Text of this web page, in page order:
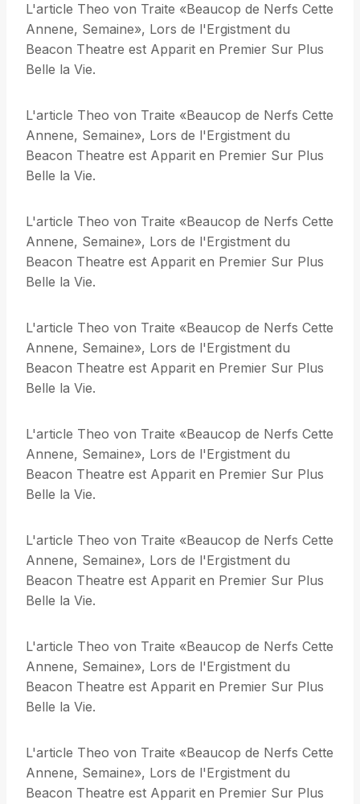
L'article Theo von Traite «Beaucop de Nerfs Cette
Annene, Semaine», Lors de l'Ergistment du
Beacon Theatre est Apparit en Premier Sur Plus
Belle la Vie.
L'article Theo von Traite «Beaucop de Nerfs Cette
Annene, Semaine», Lors de l'Ergistment du
Beacon Theatre est Apparit en Premier Sur Plus
Belle la Vie.
L'article Theo von Traite «Beaucop de Nerfs Cette
Annene, Semaine», Lors de l'Ergistment du
Beacon Theatre est Apparit en Premier Sur Plus
Belle la Vie.
L'article Theo von Traite «Beaucop de Nerfs Cette
Annene, Semaine», Lors de l'Ergistment du
Beacon Theatre est Apparit en Premier Sur Plus
Belle la Vie.
L'article Theo von Traite «Beaucop de Nerfs Cette
Annene, Semaine», Lors de l'Ergistment du
Beacon Theatre est Apparit en Premier Sur Plus
Belle la Vie.
L'article Theo von Traite «Beaucop de Nerfs Cette
Annene, Semaine», Lors de l'Ergistment du
Beacon Theatre est Apparit en Premier Sur Plus
Belle la Vie.
L'article Theo von Traite «Beaucop de Nerfs Cette
Annene, Semaine», Lors de l'Ergistment du
Beacon Theatre est Apparit en Premier Sur Plus
Belle la Vie.
L'article Theo von Traite «Beaucop de Nerfs Cette
Annene, Semaine», Lors de l'Ergistment du
Beacon Theatre est Apparit en Premier Sur Plus